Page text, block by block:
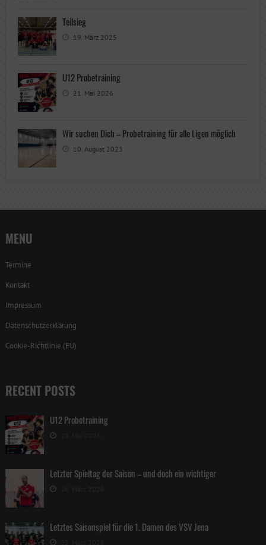
Teilsieg
19. März 2025
U12 Probetraining
21. Mai 2026
Wir suchen Dich – Probetraining für alle Ligen möglich
10. August 2023
MENU
Termine
Kontakt
Impressum
Datenschutzerklärung
Cookie-Richtlinie (EU)
RECENT POSTS
U12 Probetraining
Letzter Spieltag der Saison – und doch ein wichtiger
Letztes Saisonspiel für die 1. Damen des VSV Jena